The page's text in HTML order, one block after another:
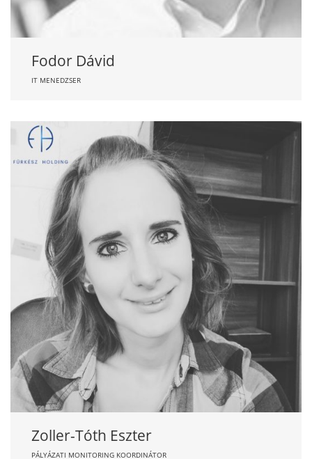
Fodor Dávid
IT MENEDZSER
Zoller-Tóth Eszter
PÁLYÁZATI MONITORING KOORDINÁTOR